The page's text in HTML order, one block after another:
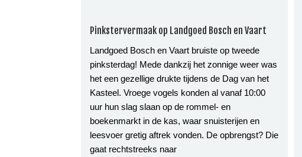
Pinkstervermaak op Landgoed Bosch en Vaart
Landgoed Bosch en Vaart bruiste op tweede
pinksterdag! Mede dankzij het zonnige weer was
het een gezellige drukte tijdens de Dag van het
Kasteel. Vroege vogels konden al vanaf 10:00
uur hun slag slaan op de rommel- en
boekenmarkt in de kas, waar snuisterijen en
leesvoer gretig aftrek vonden. De opbrengst? Die
gaat rechtstreeks naar